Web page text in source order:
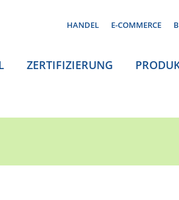
HANDEL E-COMMERCE
ZERTIFIZIERUNG